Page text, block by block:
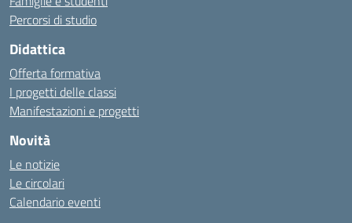
Percorsi di studio
Didattica
Offerta formativa
I progetti delle classi
Manifestazioni e progetti
Novità
Le notizie
Le circolari
Calendario eventi